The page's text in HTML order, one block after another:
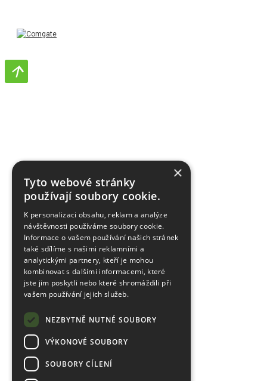
×
Tyto webové stránky
používají soubory cookie.
K personalizaci obsahu, reklam a analýze
návštěvnosti používáme soubory cookie.
Informace o vašem používání našich stránek
také sdílíme s našimi reklamními a
analytickými partnery, kteří je mohou
kombinovat s dalšími informacemi, které
jste jim poskytli nebo které shromáždili při
vašem používání jejich služeb.
NEZBYTNĚ NUTNÉ SOUBORY
VÝKONOVÉ SOUBORY
SOUBORY CÍLENÍ